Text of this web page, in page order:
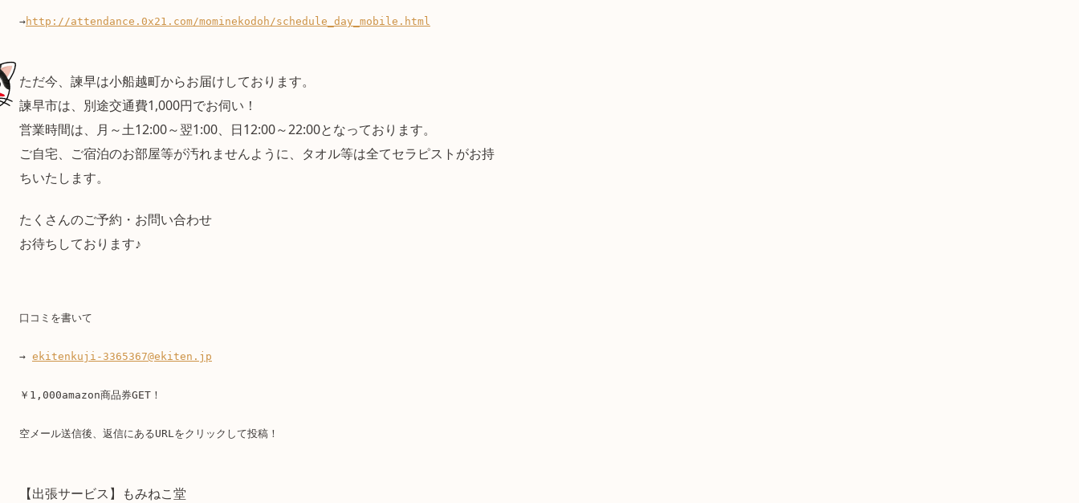
→http://attendance.0x21.com/mominekodoh/schedule_day_mobile.html
ただ今、諫早は小船越町からお届けしております。
諫早市は、別途交通費1,000円でお伺い！
営業時間は、月～土12:00～翌1:00、日12:00～22:00となっております。
ご自宅、ご宿泊のお部屋等が汚れませんように、タオル等は全てセラピストがお持
ちいたします。
たくさんのご予約・お問い合わせ
お待ちしております♪
口コミを書いて
→ ekitenkuji-3365367@ekiten.jp
￥1,000amazon商品券GET！
空メール送信後、返信にあるURLをクリックして投稿！
【出張サービス】もみねこ堂